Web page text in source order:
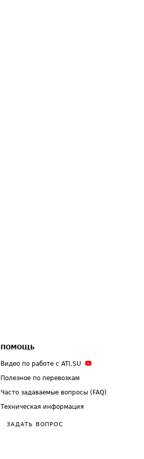
ПОМОЩЬ
Видео по работе с ATI.SU
Полезное по перевозкам
Часто задаваемые вопросы (FAQ)
Техническая информация
ЗАДАТЬ ВОПРОС